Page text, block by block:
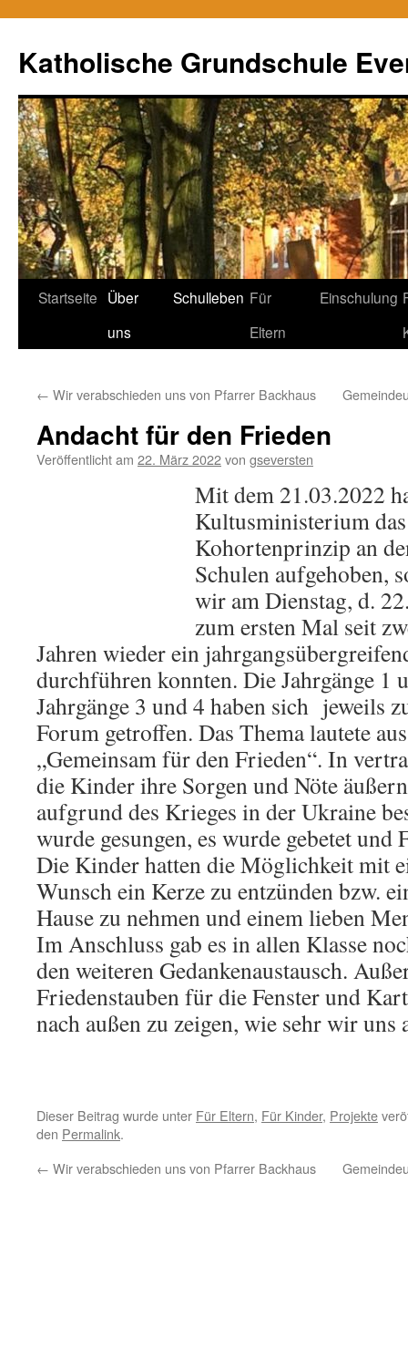
springen
Katholische Grundschule
Startseite Über
uns
Schulleben Für
Eltern
Einschulung
← Wir verabschieden uns von Pfarrer Backhaus
Andacht für den Frieden
Veröffentlicht am 22. März 2022von gseversten
Mit dem 21.03.2022
Kultusministerium das
Kohortenprinzip an
Schulen aufgehoben,
wir am Dienstag, d.
zum ersten Mal seit
Jahren wieder ein
durchführen konnten. Die Jahrgänge 1
Jahrgänge 3 und 4 haben sich jeweils
Forum getroffen. Das Thema lautete
„Gemeinsam für den Frieden“. In
die Kinder ihre Sorgen und Nöte
aufgrund des Krieges in der Ukraine
wurde gesungen, es wurde gebetet und
Die Kinder hatten die Möglichkeit mit
Wunsch ein Kerze zu entzünden bzw.
Hause zu nehmen und einem lieben
Im Anschluss gab es in allen Klasse
den weiteren Gedankenaustausch.
Friedenstauben für die Fenster und
nach außen zu zeigen, wie sehr wir
Dieser Beitrag wurde unter Für Eltern, Für Kinder, Projekte
den Permalink.
← Wir verabschieden uns von Pfarrer Backhaus